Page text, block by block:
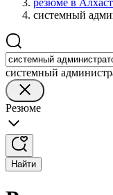
резюме в
системный
системный
Резюме
Найти